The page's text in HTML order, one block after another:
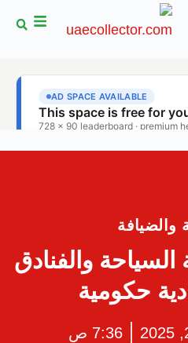
والضيافة
والفنادق
حكومية
7:36 ص